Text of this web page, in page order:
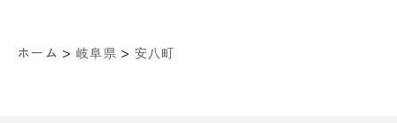
ホーム > 岐阜県 > 安八町